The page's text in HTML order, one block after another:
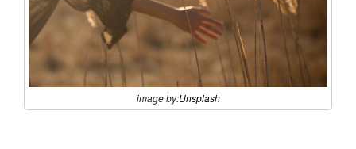
image by:Unsplash